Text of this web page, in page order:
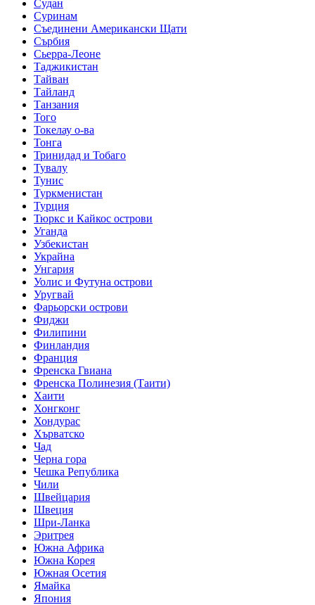
Судан
Суринам
Съединени Американски Щати
Сърбия
Сьерра-Леоне
Таджикистан
Тайван
Тайланд
Танзания
Того
Токелау о-ва
Тонга
Тринидад и Тобаго
Тувалу
Тунис
Туркменистан
Турция
Тюркс и Кайкос острови
Уганда
Узбекистан
Украйна
Унгария
Уолис и Футуна острови
Уругвай
Фарьорски острови
Фиджи
Филипини
Финландия
Франция
Френска Гвиана
Френска Полинезия (Таити)
Хаити
Хонгконг
Хондурас
Хърватско
Чад
Черна гора
Чешка Република
Чили
Швейцария
Швеция
Шри-Ланка
Эритрея
Южна Африка
Южна Корея
Южная Осетия
Ямайка
Япония